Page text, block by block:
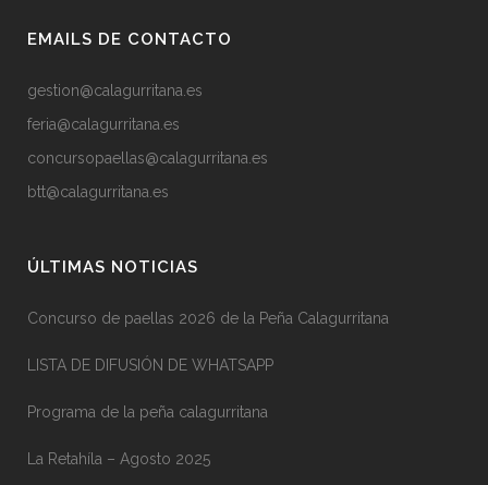
EMAILS DE CONTACTO
gestion@calagurritana.es
feria@calagurritana.es
concursopaellas@calagurritana.es
btt@calagurritana.es
ÚLTIMAS NOTICIAS
Concurso de paellas 2026 de la Peña Calagurritana
LISTA DE DIFUSIÓN DE WHATSAPP
Programa de la peña calagurritana
La Retahíla – Agosto 2025